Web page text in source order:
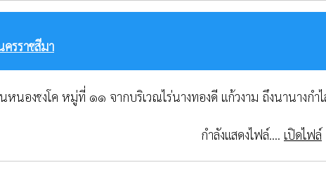
รราชสีมา
นองชงโค หมู่ที่ ๑๑ จากบริเวณไร่นางทองดี แก้วงาม ถึงนานางกำ
กำลังแสดงไฟล์.... เปิดไฟล์